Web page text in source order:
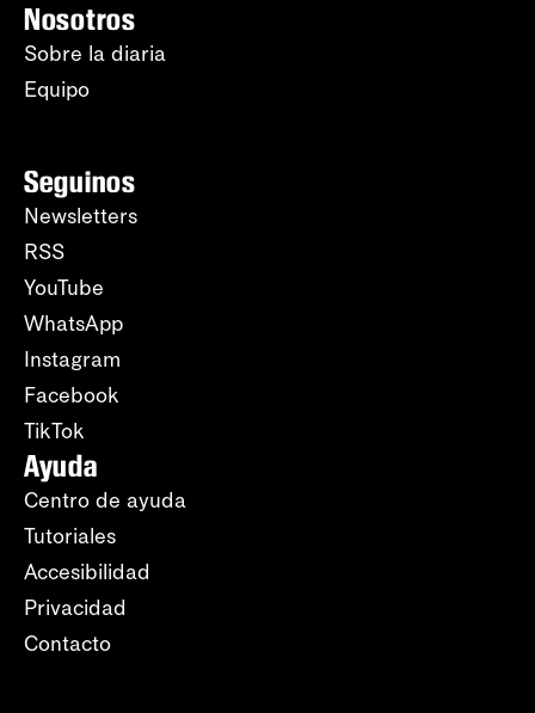
Nosotros
Sobre la diaria
Equipo
Seguinos
Newsletters
RSS
YouTube
WhatsApp
Instagram
Facebook
TikTok
Ayuda
Centro de ayuda
Tutoriales
Accesibilidad
Privacidad
Contacto